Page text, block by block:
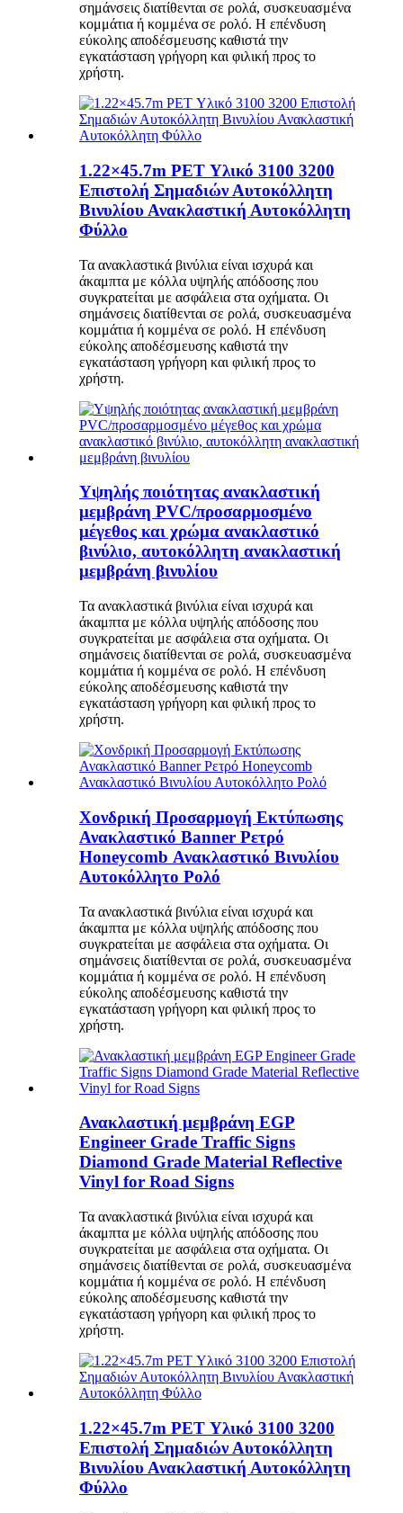
σημάνσεις διατίθενται σε ρολά, συσκευασμένα
κομμάτια ή κομμένα σε ρολό. Η επένδυση
εύκολης αποδέσμευσης καθιστά την
εγκατάσταση γρήγορη και φιλική προς το
χρήστη.
1.22×45.7m PET Υλικό 3100 3200
Επιστολή Σημαδιών Αυτοκόλλητη
Βινυλίου Ανακλαστική Αυτοκόλλητη
Φύλλο
Τα ανακλαστικά βινύλια είναι ισχυρά και
άκαμπτα με κόλλα υψηλής απόδοσης που
συγκρατείται με ασφάλεια στα οχήματα. Οι
σημάνσεις διατίθενται σε ρολά, συσκευασμένα
κομμάτια ή κομμένα σε ρολό. Η επένδυση
εύκολης αποδέσμευσης καθιστά την
εγκατάσταση γρήγορη και φιλική προς το
χρήστη.
Υψηλής ποιότητας ανακλαστική
μεμβράνη PVC/προσαρμοσμένο
μέγεθος και χρώμα ανακλαστικό
βινύλιο, αυτοκόλλητη ανακλαστική
μεμβράνη βινυλίου
Τα ανακλαστικά βινύλια είναι ισχυρά και
άκαμπτα με κόλλα υψηλής απόδοσης που
συγκρατείται με ασφάλεια στα οχήματα. Οι
σημάνσεις διατίθενται σε ρολά, συσκευασμένα
κομμάτια ή κομμένα σε ρολό. Η επένδυση
εύκολης αποδέσμευσης καθιστά την
εγκατάσταση γρήγορη και φιλική προς το
χρήστη.
Χονδρική Προσαρμογή Εκτύπωσης
Ανακλαστικό Banner Ρετρό
Honeycomb Ανακλαστικό Βινυλίου
Αυτοκόλλητο Ρολό
Τα ανακλαστικά βινύλια είναι ισχυρά και
άκαμπτα με κόλλα υψηλής απόδοσης που
συγκρατείται με ασφάλεια στα οχήματα. Οι
σημάνσεις διατίθενται σε ρολά, συσκευασμένα
κομμάτια ή κομμένα σε ρολό. Η επένδυση
εύκολης αποδέσμευσης καθιστά την
εγκατάσταση γρήγορη και φιλική προς το
χρήστη.
Ανακλαστική μεμβράνη EGP
Engineer Grade Traffic Signs
Diamond Grade Material Reflective
Vinyl for Road Signs
Τα ανακλαστικά βινύλια είναι ισχυρά και
άκαμπτα με κόλλα υψηλής απόδοσης που
συγκρατείται με ασφάλεια στα οχήματα. Οι
σημάνσεις διατίθενται σε ρολά, συσκευασμένα
κομμάτια ή κομμένα σε ρολό. Η επένδυση
εύκολης αποδέσμευσης καθιστά την
εγκατάσταση γρήγορη και φιλική προς το
χρήστη.
1.22×45.7m PET Υλικό 3100 3200
Επιστολή Σημαδιών Αυτοκόλλητη
Βινυλίου Ανακλαστική Αυτοκόλλητη
Φύλλο